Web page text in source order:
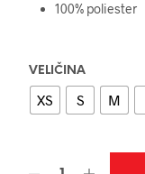
100% poliester
VELIČINA
XS S M